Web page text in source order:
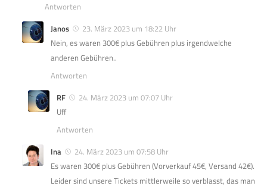
Antworten
Janos
23. März 2023 um 18:22 Uhr
Nein, es waren 300€ plus Gebühren plus irgendwelche
anderen Gebühren..
Antworten
RF
24. März 2023 um 07:07 Uhr
Uff
Antworten
Ina
24. März 2023 um 07:58 Uhr
Es waren 300€ plus Gebühren (Vorverkauf 45€, Versand 42€).
Leider sind unsere Tickets mittlerweile so verblasst, das man